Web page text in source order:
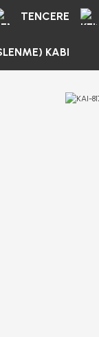
TENCERE
KABI